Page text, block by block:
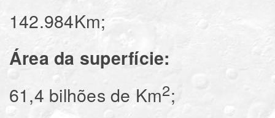
142.984Km;
Área da superfície:
61,4 bilhões de Km2;